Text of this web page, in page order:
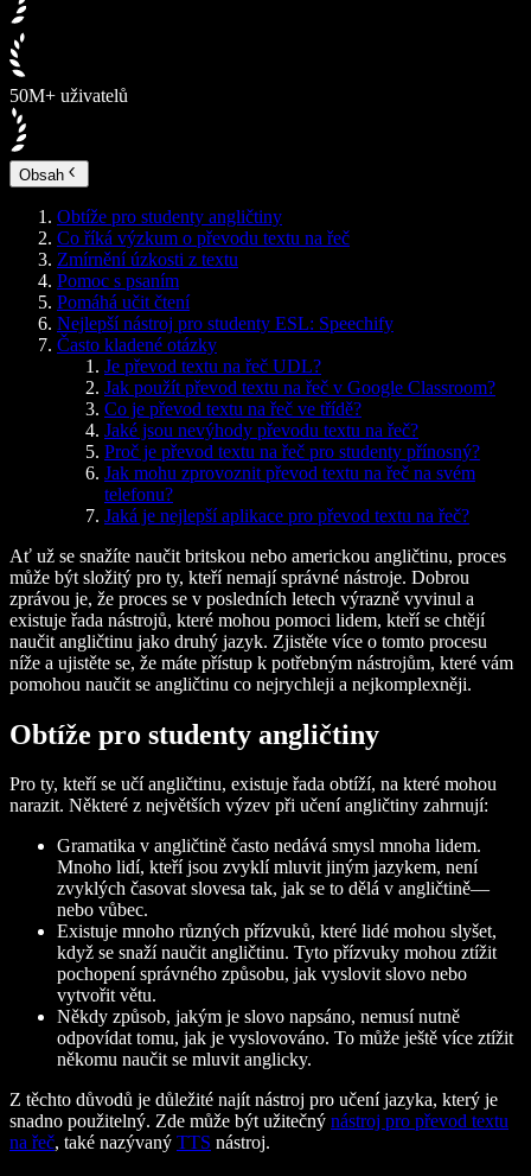
50M+ uživatelů
Obsah
Obtíže pro studenty angličtiny
Co říká výzkum o převodu textu na řeč
Zmírnění úzkosti z textu
Pomoc s psaním
Pomáhá učit čtení
Nejlepší nástroj pro studenty ESL: Speechify
Často kladené otázky
Je převod textu na řeč UDL?
Jak použít převod textu na řeč v Google Classroom?
Co je převod textu na řeč ve třídě?
Jaké jsou nevýhody převodu textu na řeč?
Proč je převod textu na řeč pro studenty přínosný?
Jak mohu zprovoznit převod textu na řeč na svém
telefonu?
Jaká je nejlepší aplikace pro převod textu na řeč?
Ať už se snažíte naučit britskou nebo americkou angličtinu, proces
může být složitý pro ty, kteří nemají správné nástroje. Dobrou
zprávou je, že proces se v posledních letech výrazně vyvinul a
existuje řada nástrojů, které mohou pomoci lidem, kteří se chtějí
naučit angličtinu jako druhý jazyk. Zjistěte více o tomto procesu
níže a ujistěte se, že máte přístup k potřebným nástrojům, které vám
pomohou naučit se angličtinu co nejrychleji a nejkomplexněji.
Obtíže pro studenty angličtiny
Pro ty, kteří se učí angličtinu, existuje řada obtíží, na které mohou
narazit. Některé z největších výzev při učení angličtiny zahrnují:
Gramatika v angličtině často nedává smysl mnoha lidem.
Mnoho lidí, kteří jsou zvyklí mluvit jiným jazykem, není
zvyklých časovat slovesa tak, jak se to dělá v angličtině—
nebo vůbec.
Existuje mnoho různých přízvuků, které lidé mohou slyšet,
když se snaží naučit angličtinu. Tyto přízvuky mohou ztížit
pochopení správného způsobu, jak vyslovit slovo nebo
vytvořit větu.
Někdy způsob, jakým je slovo napsáno, nemusí nutně
odpovídat tomu, jak je vyslovováno. To může ještě více ztížit
někomu naučit se mluvit anglicky.
Z těchto důvodů je důležité najít nástroj pro učení jazyka, který je
snadno použitelný. Zde může být užitečný nástroj pro převod textu
na řeč, také nazývaný TTS nástroj.